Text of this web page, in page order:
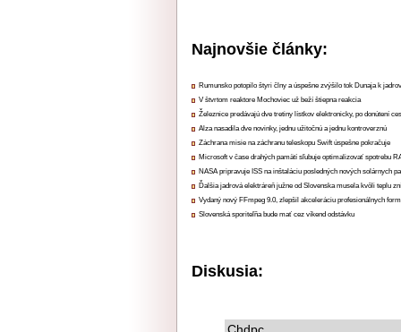
Najnovšie články:
Rumunsko potopilo štyri člny a úspešne zvýšilo tok Dunaja k
V štvrtom reaktore Mochoviec už beží štiepna reakcia
Železnice predávajú dve tretiny lístkov elektronicky, po donútení
Alza nasadila dve novinky, jednu užitočnú a jednu kontroverznú
Záchrana misie na záchranu teleskopu Swift úspešne pokračuje
Microsoft v čase drahých pamätí sľubuje optimalizovať spotrebu
NASA pripravuje ISS na inštaláciu posledných nových solárnych
Ďalšia jadrová elektráreň južne od Slovenska musela kvôli teplu
Vydaný nový FFmpeg 9.0, zlepšil akceleráciu profesionálnych
Slovenská sporiteľňa bude mať cez víkend odstávku
Diskusia: